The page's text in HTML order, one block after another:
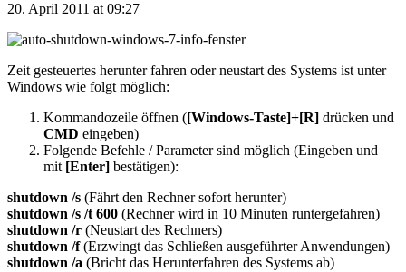
20. April 2011 at 09:27
Zeit gesteuertes herunter fahren oder neustart des Systems ist unter
Windows wie folgt möglich:
Kommandozeile öffnen ([Windows-Taste]+[R] drücken und
CMD eingeben)
Folgende Befehle / Parameter sind möglich (Eingeben und
mit [Enter] bestätigen):
shutdown /s (Fährt den Rechner sofort herunter)
shutdown /s /t 600 (Rechner wird in 10 Minuten runtergefahren)
shutdown /r (Neustart des Rechners)
shutdown /f(Erzwingt das Schließen ausgeführter Anwendungen)
shutdown /a (Bricht das Herunterfahren des Systems ab)